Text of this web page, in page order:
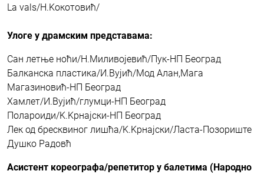
La vals/Н.Kокотовић/
Улоге у драмским представама:
Сан летње ноћи/Н.Миливојевић/Пук-НП Београд
Балканска пластика/И.Вујић/Мод Алан,Мага
Магазиновић-НП Београд
Хамлет/И.Вујић/глумци-НП Београд
Полароиди/K.Kрнајски-НП Београд
Лек од бресквиног лишћа/K.Kрнајски/Ласта-Позориште
Душко Радовћ
Асистент кореографа/репетитор у балетима (Народно